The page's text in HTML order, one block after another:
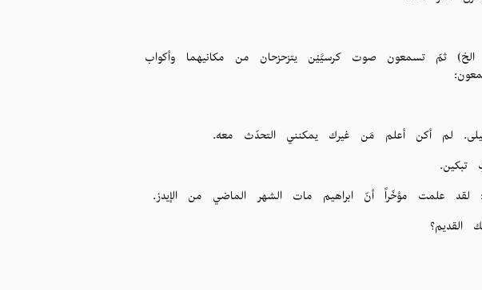
ثمّ تسمعون صوت كرسيَّيْن يتزحزحان من مكانيهما وأكواب
لم أكن أعلم مَن غيرك يمكنني التحدّث معه.
تبكين.
علمت مؤخّراً أنّ ابراهيم مات الشهر الماضي من الإيدز.
القديم؟